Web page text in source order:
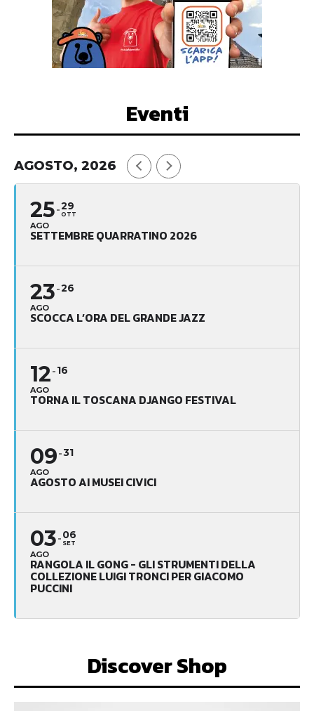
Eventi
AGOSTO, 2026
25
AGO
29
OTT
SETTEMBRE QUARRATINO 2026
23
AGO
26
SCOCCA L’ORA DEL GRANDE JAZZ
12
AGO
16
TORNA IL TOSCANA DJANGO FESTIVAL
09
AGO
31
AGOSTO AI MUSEI CIVICI
03
AGO
06
SET
RANGOLA IL GONG - GLI STRUMENTI DELLA
COLLEZIONE LUIGI TRONCI PER GIACOMO
PUCCINI
Discover Shop